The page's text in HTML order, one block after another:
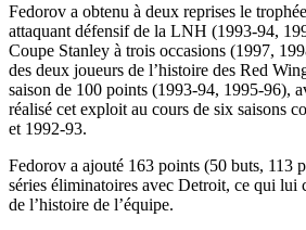
Fedorov a obtenu à deux reprises le
attaquant défensif de la LNH (1993-94,
Coupe Stanley à trois occasions (1997,
des deux joueurs de l’histoire des Red
saison de 100 points (1993-94, 1995-96),
réalisé cet exploit au cours de six saisons
et 1992-93.
Fedorov a ajouté 163 points (50 buts, 113
séries éliminatoires avec Detroit, ce qui lui
de l’histoire de l’équipe.